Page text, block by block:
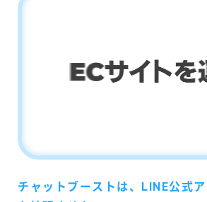
チャットブーストは、LINE公式